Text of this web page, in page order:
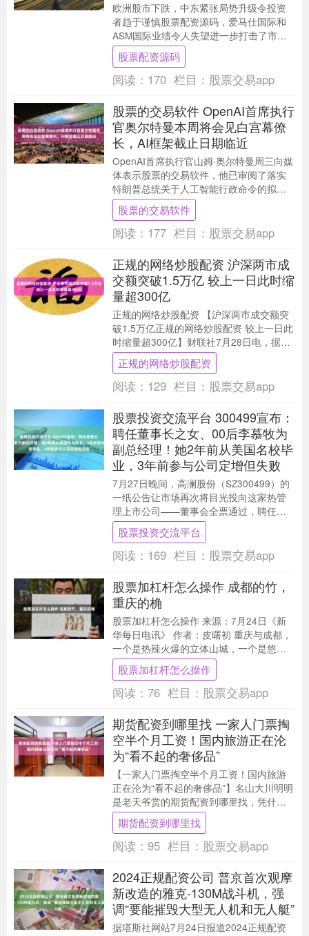
欧洲股市下跌，中东紧张局势升级令投资
者趋于谨慎股票配资源码，爱马仕国际和
ASM国际业绩令人失望进一步打击了市场
情绪。 斯托克欧洲600指数伦敦收盘时下
跌0.3%....
股票配资源码
阅读： 170 栏目： 股票交易app
股票的交易软件 OpenAI首席执行
官奥尔特曼本周将会见白宫幕僚
长，AI框架截止日期临近
OpenAI首席执行官山姆·奥尔特曼周三向媒
体表示股票的交易软件，他已审阅了落实
特朗普总统关于人工智能行政命令的拟议
框架，并将在本周访问华盛顿期间会见白
宫幕僚长....
股票的交易软件
阅读： 177 栏目： 股票交易app
正规的网络炒股配资 沪深两市成
交额突破1.5万亿 较上一日此时缩
量超300亿
正规的网络炒股配资 【沪深两市成交额突
破1.5万亿正规的网络炒股配资 较上一日此
时缩量超300亿】财联社7月28日电，据财
联社盯盘数据显示，沪深两市成交额突破
1....
正规的网络炒股配资
阅读： 129 栏目： 股票交易app
股票投资交流平台 300499宣布：
聘任董事长之女、00后李慕牧为
副总经理！她2年前从美国名校毕
业，3年前参与公司定增但失败
7月27日晚间，高澜股份（SZ300499）的
一纸公告让市场再次将目光投向这家热管
理上市公司——董事会全票通过，聘任公
司董事李慕牧为副总经理。《每日经济新
闻股票....
股票投资交流平台
阅读： 169 栏目： 股票交易app
股票加杠杆怎么操作 成都的竹，
重庆的桷
股票加杠杆怎么操作 来源：7月24日《新
华每日电讯》 作者：皮曙初 重庆与成都，
一个是热辣火爆的立体山城，一个是悠闲
安逸的“天府之国”，城市风貌、生活习性、
文化....
股票加杠杆怎么操作
阅读： 76 栏目： 股票交易app
期货配资到哪里找 一家人门票掏
空半个月工资！国内旅游正在沦
为“看不起的奢侈品”
【一家人门票掏空半个月工资！国内旅游
正在沦为“看不起的奢侈品”】名山大川明明
是老天爷赏的期货配资到哪里找，凭什么
圈起来就敢收两三百？ 不少家庭计划跨省
游玩，光是....
期货配资到哪里找
阅读： 95 栏目： 股票交易app
2024正规配资公司 普京首次观摩
新改造的雅克-130M战斗机，强
调“要能摧毁大型无人机和无人艇”
据塔斯社网站7月24日报道2024正规配资